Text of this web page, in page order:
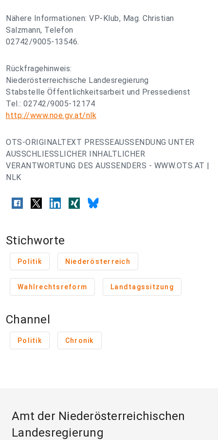
Nähere Informationen: VP-Klub, Mag. Christian
Salzmann, Telefon
02742/9005-13546.
Rückfragehinweis:
Niederösterreichische Landesregierung
Stabstelle Öffentlichkeitsarbeit und Pressedienst
Tel.: 02742/9005-12174
http://www.noe.gv.at/nlk
OTS-ORIGINALTEXT PRESSEAUSSENDUNG UNTER
AUSSCHLIESSLICHER INHALTLICHER
VERANTWORTUNG DES AUSSENDERS - WWW.OTS.AT |
NLK
Stichworte
Politik Niederösterreich
Wahlrechtsreform Landtagssitzung
Channel
Politik Chronik
Amt der Niederösterreichischen
Landesregierung